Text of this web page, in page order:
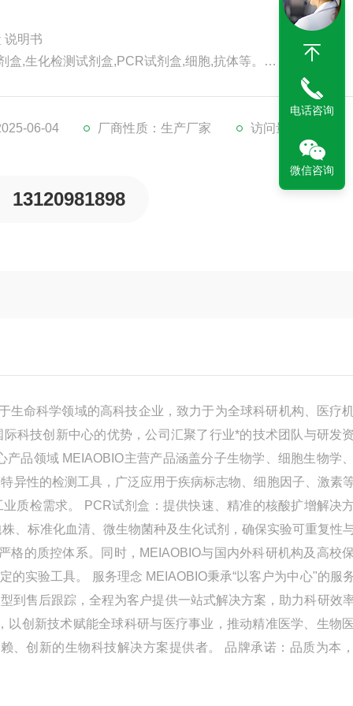
说明书
,生化检测试剂盒,PCR试剂盒,细胞,抗体等。
06-04 厂商性质：生产厂家 访问量：149
13120981898
命科学领域的高科技企业，致力于为全球科研机构、医疗
科技创新中心的优势，公司汇聚了行业*的技术团队与研发
品领域 MEIAOBIO主营产品涵盖分子生物学、细胞生物学
异性的检测工具，广泛应用于疾病标志物、细胞因子、激素
质检需求。 PCR试剂盒：提供快速、精准的核酸扩增解决
、标准化血清、微生物菌种及生化试剂，确保实验可重复性
的质控体系。同时，MEIAOBIO与国内外科研机构及高校
实验工具。 服务理念 MEIAOBIO秉承“以客户为中心"的服
到售后跟踪，全程为客户提供一站式解决方案，助力科研效
创新技术赋能全球科研与医疗事业，推动精准医学、生物
、创新的生物科技解决方案提供者。 品牌承诺：品质为本
电话咨询
微信咨询